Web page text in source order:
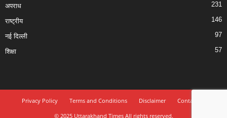
अपराध 231
राष्ट्रीय 146
नई दिल्ली 97
शिक्षा 57
Privacy Policy Terms and Conditions Disclaimer
Contact Us
© 2025 Uttarakhand Times All rights reserved.